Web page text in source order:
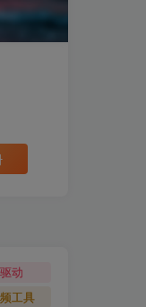
驱动
工具